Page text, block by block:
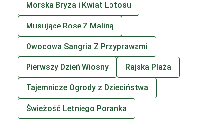
Morska Bryza i Kwiat Lotosu
Musujące Rose Z Maliną
Owocowa Sangria Z Przyprawami
Pierwszy Dzień Wiosny Rajska Plaża
Tajemnicze Ogrody z Dzieciństwa
Świeżość Letniego Poranka